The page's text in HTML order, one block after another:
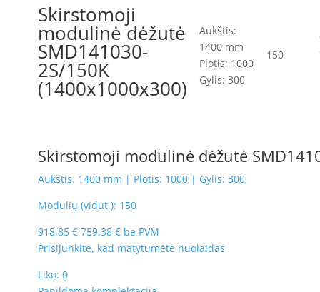
Skirstomoji
modulinė dėžutė
SMD141030-
2S/150K
(1400x1000x300)
Aukštis:
1400 mm
Plotis: 1000
Gylis: 300
150
Skirstomoji modulinė dėžutė
Aukštis: 1400 mm | Plotis: 1000 | Gylis: 300
Modulių (vidut.): 150
918.85 € 759.38 € be PVM
Prisijunkite, kad matytumėte nuolaidas
Liko: 0